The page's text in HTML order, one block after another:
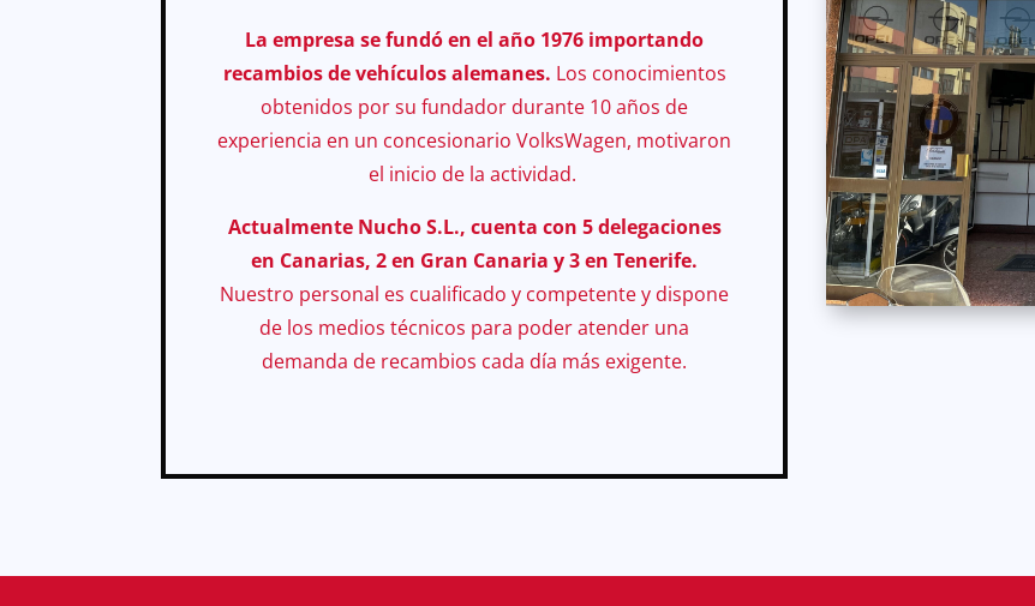
La empresa se fundó en el año 1976 importando
recambios de vehículos alemanes. Los conocimientos
obtenidos por su fundador durante 10 años de
experiencia en un concesionario VolksWagen, motivaron
el inicio de la actividad.
Actualmente Nucho S.L., cuenta con 5 delegaciones
en Canarias, 2 en Gran Canaria y 3 en Tenerife.
Nuestro personal es cualificado y competente y dispone
de los medios técnicos para poder atender una
demanda de recambios cada día más exigente.